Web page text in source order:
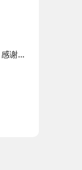
这么冷门小众的一定要试试！感谢分享！